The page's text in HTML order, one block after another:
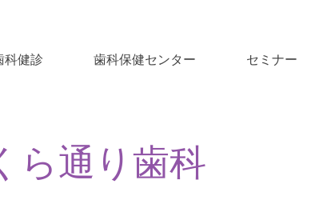
科健診 歯科保健センター セミナー
ら通り歯科